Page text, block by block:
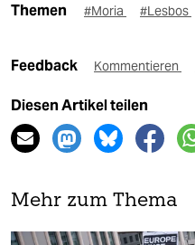
Themen #Moria #Lesbos
Feedback Kommentieren
Diesen Artikel teilen
Mehr zum Thema